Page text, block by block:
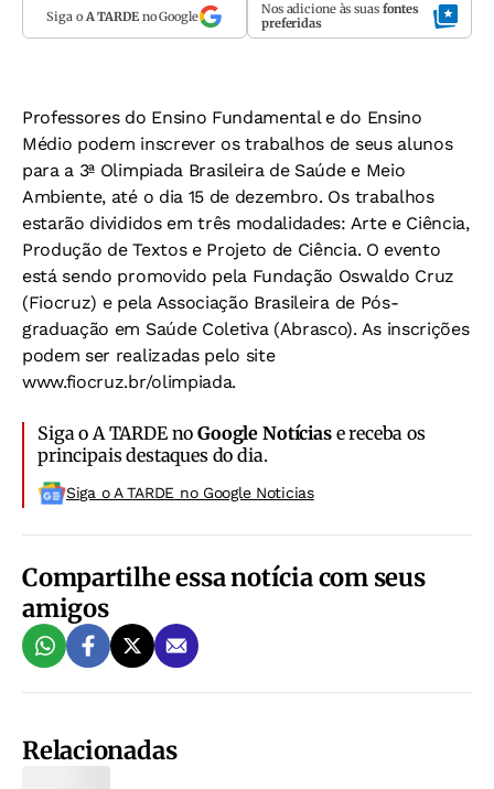
Siga o A TARDEno Google Nos adicione às suas fontes
preferidas
Professores do Ensino Fundamental e do Ensino
Médio podem inscrever os trabalhos de seus alunos
para a 3ª Olimpiada Brasileira de Saúde e Meio
Ambiente, até o dia 15 de dezembro. Os trabalhos
estarão divididos em três modalidades: Arte e Ciência,
Produção de Textos e Projeto de Ciência. O evento
está sendo promovido pela Fundação Oswaldo Cruz
(Fiocruz) e pela Associação Brasileira de Pós-
graduação em Saúde Coletiva (Abrasco). As inscrições
podem ser realizadas pelo site
www.fiocruz.br/olimpiada.
Siga o A TARDE noGoogle Notíciase receba os
principais destaques do dia.
Siga o A TARDE no Google Noticias
Compartilhe essa notícia com seus
amigos
Relacionadas